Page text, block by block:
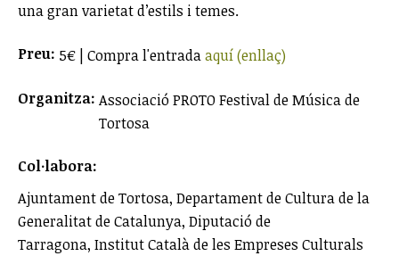
una gran varietat d’estils i temes.
Preu: 5€ | Compra l'entradaaquí (enllaç)
Organitza: Associació PROTO Festival de Música de
Tortosa
Col·labora:
Ajuntament de Tortosa, Departament de Cultura de la
Generalitat de Catalunya, Diputació de
Tarragona, Institut Català de les Empreses Culturals